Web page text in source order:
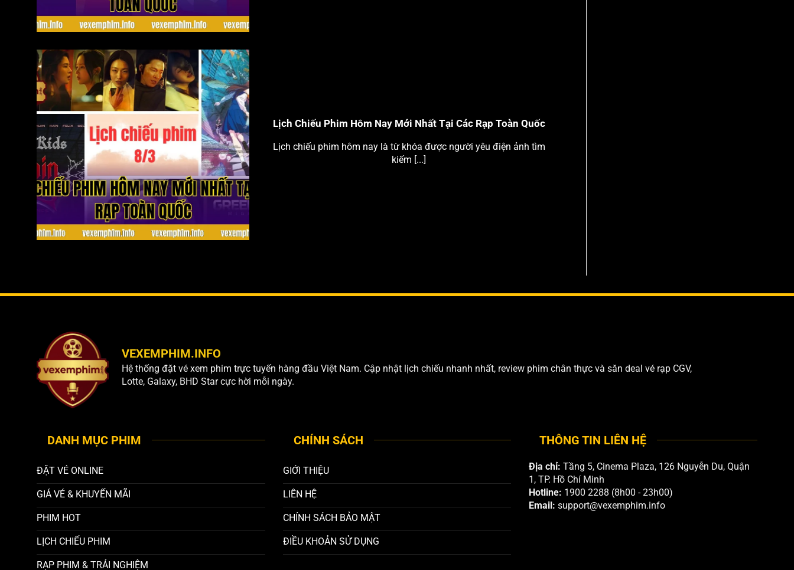
quốc
Lịch chiếu phim hôm nay mới nhất tại các rạp toàn
quốc
Lịch Chiếu Phim Hôm Nay Mới Nhất Tại Các Rạp Toàn Quốc
Lịch chiếu phim hôm nay là từ khóa được người yêu điện ảnh tìm
kiếm [...]
VEXEMPHIM.INFO
Hệ thống đặt vé xem phim trực tuyến hàng đầu Việt Nam. Cập nhật lịch chiếu nhanh nhất, review phim chân thực và săn deal vé rạp CGV,
Lotte, Galaxy, BHD Star cực hời mỗi ngày.
DANH MỤC PHIM
ĐẶT VÉ ONLINE
GIÁ VÉ & KHUYẾN MÃI
PHIM HOT
LỊCH CHIẾU PHIM
RẠP PHIM & TRẢI NGHIỆM
CHÍNH SÁCH
GIỚI THIỆU
LIÊN HỆ
CHÍNH SÁCH BẢO MẬT
ĐIỀU KHOẢN SỬ DỤNG
THÔNG TIN LIÊN HỆ
Địa chỉ: Tầng 5, Cinema Plaza, 126 Nguyễn Du, Quận
1, TP. Hồ Chí Minh
Hotline: 1900 2288 (8h00 - 23h00)
Email: support@vexemphim.info